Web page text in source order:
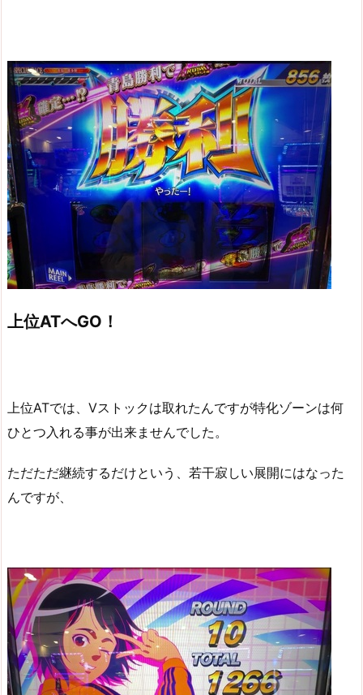
上位ATへGO！
上位ATでは、Vストックは取れたんですが特化ゾーンは何
ひとつ入れる事が出来ませんでした。
ただただ継続するだけという、若干寂しい展開にはなった
んですが、